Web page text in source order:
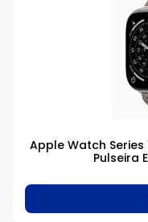
Apple Watch
Pulseira